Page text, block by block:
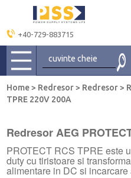
+40-729-883715
Home> Redresor> Redresor>
TPRE 220V 200A
Redresor AEG
PROTECT RCS TPRE este
duty cu tiristoare si
alimentare in DC si incarcare